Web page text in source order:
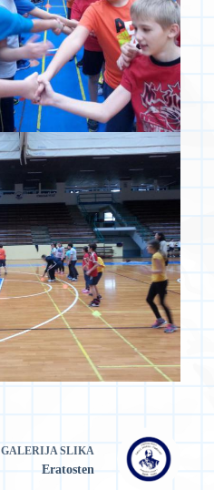
GALERIJA SLIKA
Eratosten